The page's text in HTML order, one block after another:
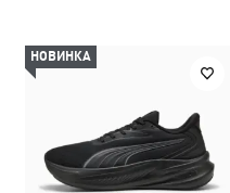
НОВИНКА